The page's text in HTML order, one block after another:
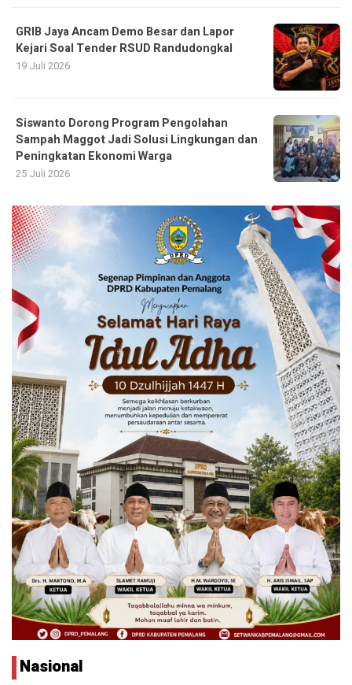
GRIB Jaya Ancam Demo Besar dan Lapor
Kejari Soal Tender RSUD Randudongkal
19 Juli 2026
Siswanto Dorong Program Pengolahan
Sampah Maggot Jadi Solusi Lingkungan dan
Peningkatan Ekonomi Warga
25 Juli 2026
Nasional